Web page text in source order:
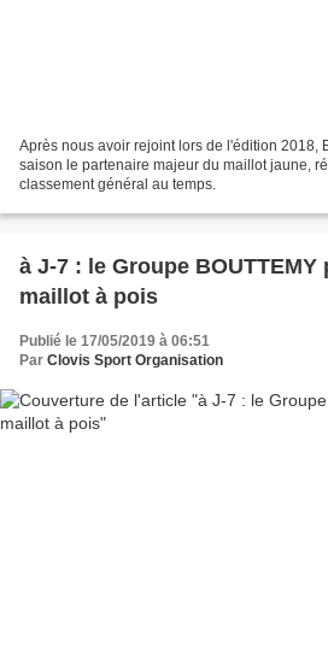
Après nous avoir rejoint lors de l'édition 2018,
saison le partenaire majeur du maillot jaune,
classement général au temps.
à J-7 : le Groupe BOUTTEMY
maillot à pois
Publié le 17/05/2019 à 06:51
Par Clovis Sport Organisation